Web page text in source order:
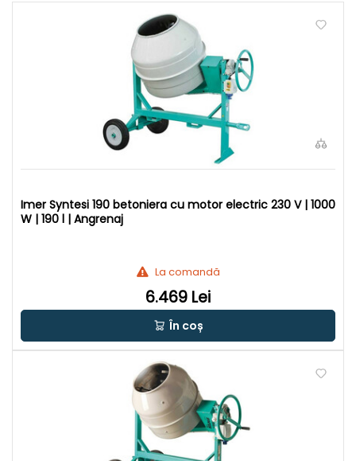
Imer Syntesi 190 betoniera cu motor electric 230 V | 1000
W | 190 l | Angrenaj
La comandă
6.469 Lei
În coș